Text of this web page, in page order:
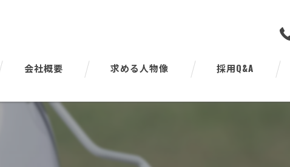
会社概要
代表挨拶
求める人物像 採用Q&A